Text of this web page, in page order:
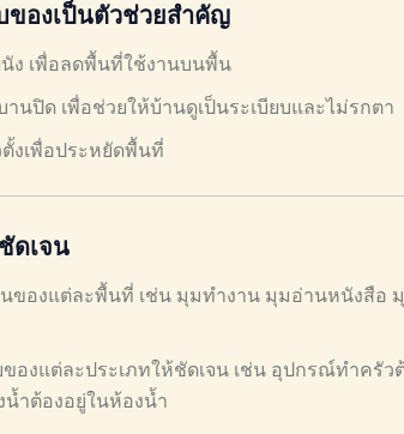
ของเป็นตัวช่วยสำคัญ
ง เพื่อลดพื้นที่ใช้งานบนพื้น
านปิด เพื่อช่วยให้บ้านดูเป็นระเบียบและไม่รกตา
งเพื่อประหยัดพื้นที่
ดเจน
ของแต่ละพื้นที่ เช่น มุมทำงาน มุมอ่านหนังสือ
องแต่ละประเภทให้ชัดเจน เช่น อุปกรณ์ทำครัว
น้ำต้องอยู่ในห้องน้ำ